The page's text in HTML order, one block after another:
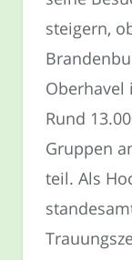
steigern,
Oberhavel
Rund
Gruppen
teil. Als